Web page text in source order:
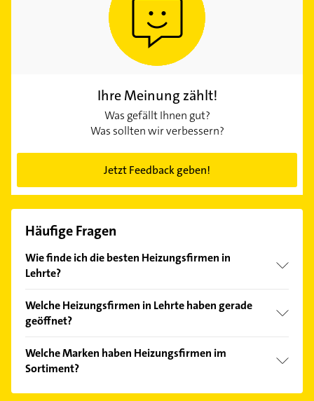
Ihre Meinung zählt!
Was gefällt Ihnen gut?
Was sollten wir verbessern?
Jetzt Feedback geben!
Häufige Fragen
Wie finde ich die besten Heizungsfirmen in
Lehrte?
Kundenmeinungen und profitieren Sie von den
Empfehlungen. Die Suchergebnisse können Sie sich
Welche Heizungsfirmen in Lehrte haben gerade
geöffnet?
Bitte beachten Sie, dass diese an Sonn- und
Feiertagen abweichen können.
Welche Marken haben Heizungsfirmen im
Sortiment?
Die Heizungsfirmen verkaufen Marken wie Vaillant,